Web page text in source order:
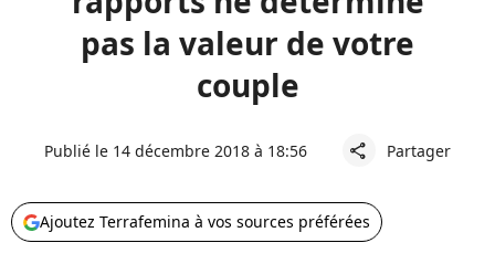
pas la valeur de votre
couple
Publié le 14 décembre 2018 à 18:56 share Partager
Ajoutez Terrafemina à vos sources préférées